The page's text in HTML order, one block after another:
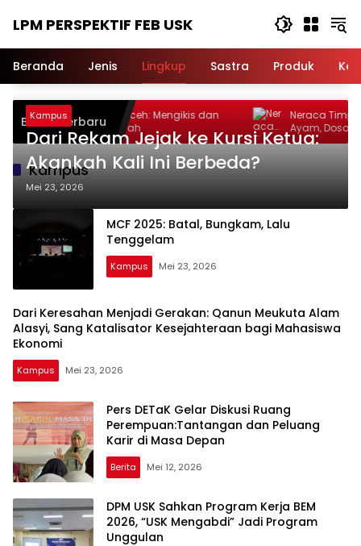
LPM PERSPEKTIF FEB USK
Beranda Jenis Lingkup Sastra Produk
Berita Terbaru
Boneka Aceh: Mengikis dan
Sejarah
Neraca Timpang:
Ayam, Dosa Ditimbang
Kampus
Kampus
Dari Rekam Jejak ke Kursi Ketua:
Akankah Kali Ini Berbeda?
Mei 23, 2026
MCF 2025: Batal, Bungkam, Lalu
Tenggelam
Kampus Mei 23, 2026
Dari Keresahan Menjadi Gerakan: Qanun Meukuta Alam
Alasyi, Sang Katalisator Kesejahteraan bagi Mahasiswa
Ekonomi
Kampus Mei 23, 2026
Pers DETaK Gelar Diskusi Ruang
Perempuan:Tantangan dan Peluang
Karir di Masa Depan
Berita Mei 12, 2026
DPM USK Sahkan Program Kerja BEM
2026, “USK Mengabdi” Jadi Program
Unggulan